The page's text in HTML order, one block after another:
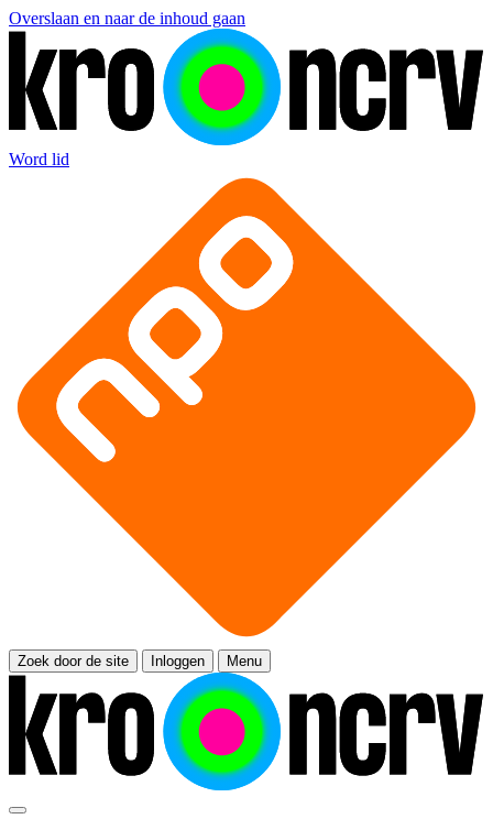
Overslaan en naar de inhoud gaan
Word lid
Zoek door de site Inloggen Menu